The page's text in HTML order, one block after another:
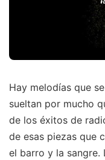
Hay melodías que
sueltan por mucho
de los éxitos de
de esas piezas que
el barro y la sangre.